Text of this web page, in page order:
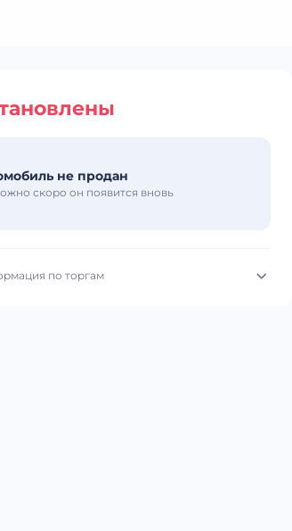
не продан
скоро он появится вновь
по торгам